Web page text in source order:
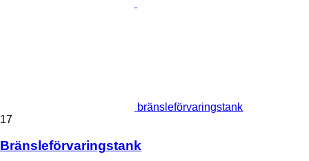
bränsleförvaringstank
17
Bränsleförvaringstank